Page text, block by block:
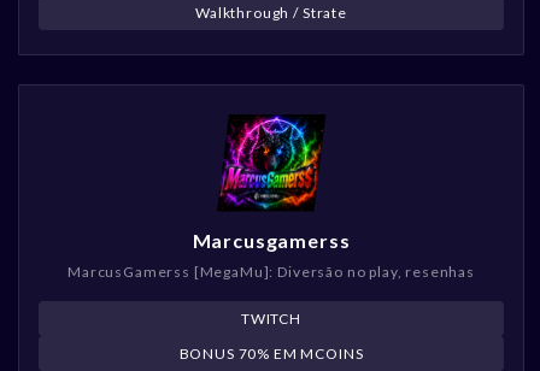
Walkthrough / Strate
Marcusgamerss
MarcusGamerss [MegaMu]: Diversão no play, resenhas
TWITCH
BONUS 70% EM MCOINS